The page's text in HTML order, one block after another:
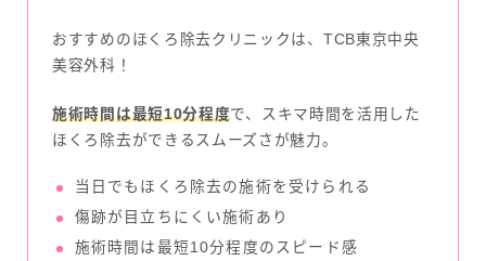
おすすめのほくろ除去クリニックは、TCB東京中央
美容外科！
施術時間は最短10分程度で、スキマ時間を活用した
ほくろ除去ができるスムーズさが魅力。
当日でもほくろ除去の施術を受けられる
傷跡が目立ちにくい施術あり
施術時間は最短10分程度のスピード感